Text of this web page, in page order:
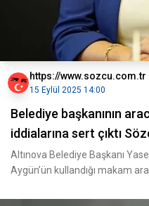
https://www.sozcu.com.tr
15 Eylül 2025 14:00
Belediye başkanının
iddialarına sert çıktı
Altınova Belediye Başkanı
Aygün’ün kullandığı makam